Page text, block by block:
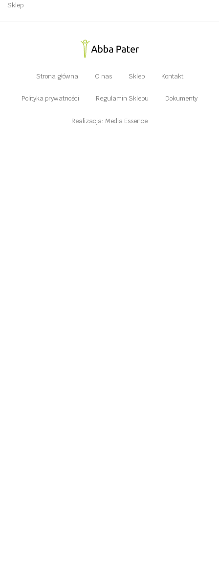
Sklep
Strona główna O nas Sklep Kontakt
Polityka prywatności Regulamin Sklepu Dokumenty
Realizacja: Media Essence